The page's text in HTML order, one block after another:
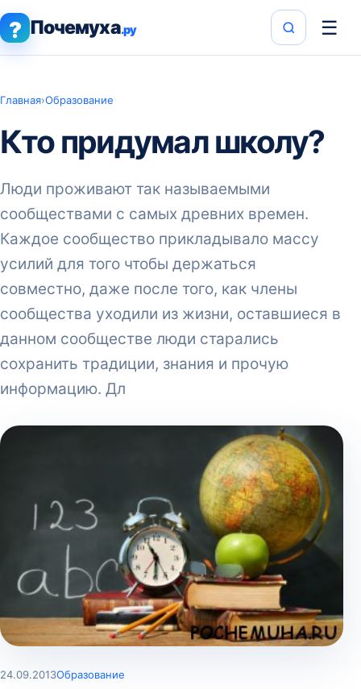
? Почемуха.ру ☰
Главная›Образование
Кто придумал школу?
Люди проживают так называемыми
сообществами с самых древних времен.
Каждое сообщество прикладывало массу
усилий для того чтобы держаться
совместно, даже после того, как члены
сообщества уходили из жизни, оставшиеся в
данном сообществе люди старались
сохранить традиции, знания и прочую
информацию. Дл
24.09.2013Образование